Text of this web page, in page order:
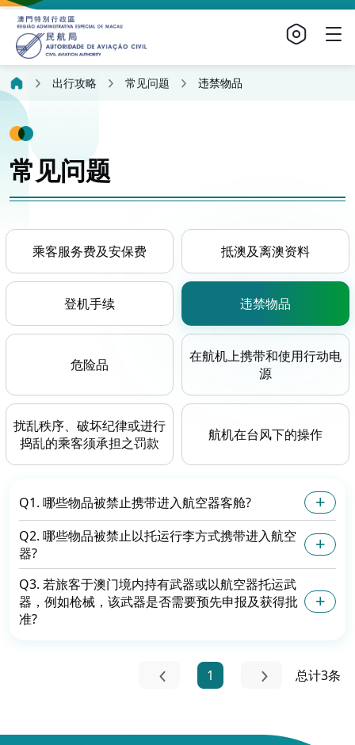
出行攻略 常见问题 违禁物品
常见问题
乘客服务费及安保费 抵澳及离澳资料
登机手续 违禁物品
危险品
在航机上携带和使用行动电
源
扰乱秩序、破坏纪律或进行
捣乱的乘客须承担之罚款
航机在台风下的操作
Q1. 哪些物品被禁止携带进入航空器客舱?
Q2. 哪些物品被禁止以托运行李方式携带进入航空
器?
Q3. 若旅客于澳门境内持有武器或以航空器托运武
器，例如枪械，该武器是否需要预先申报及获得批
准?
1 总计3条